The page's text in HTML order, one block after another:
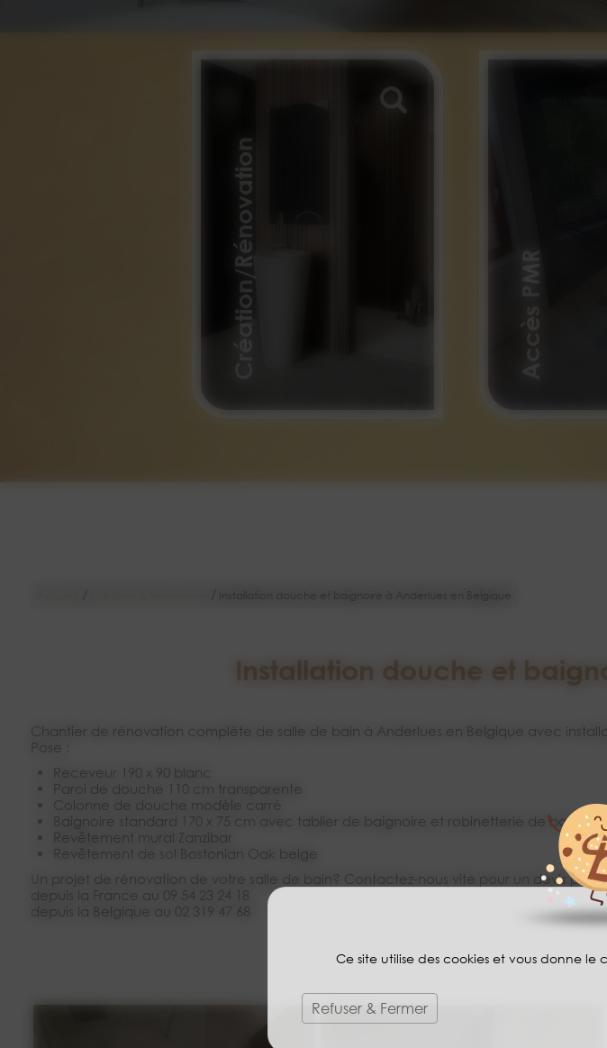
Ce site utilise des cookies et vous donne
Refuser & Fermer
Création/Rénovation Accès PMR
Installation douche et baignoire à Anderlues en Belgique
Installation douche et
Chantier de rénovation complète de salle de bain à Anderlues en Belgique avec
Pose :
receveur 190 x 90 blanc
paroi de douche 110 cm transparente
colonne de douche modèle carré
baignoire standard 170 x 75 cm avec tablier de baignoire et robinetterie de
revêtement mural Zanzibar
revêtement de sol Bostonian Oak beige
Un projet de rénovation de votre salle de bain? Contactez-nous vite pour un devis
depuis la France au 09 54 23 24 18
depuis la Belgique au 02 319 47 68